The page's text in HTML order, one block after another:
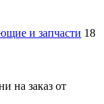
и запчасти 18
на заказ от